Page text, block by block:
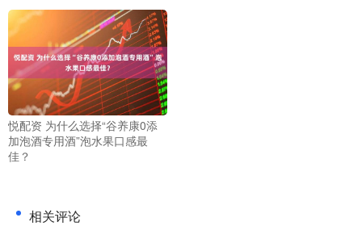
悦配资 为什么选择“谷养康0添
加泡酒专用酒”泡水果口感最
佳？
相关评论